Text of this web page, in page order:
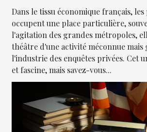
Dans le tissu économique français,
occupent une place particulière,
l'agitation des grandes métropoles,
théâtre d'une activité méconnue mais
l'industrie des enquêtes privées. Cet
et fascine, mais savez-vous...